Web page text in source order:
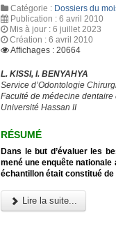
Catégorie : Dossiers du
Publication : 6 avril 2010
Mis à jour : 6 juillet 2023
Création : 6 avril 2010
Affichages : 20664
L. KISSI, I. BENYAHYA
Service d’Odontologie
Faculté de médecine
Université Hassan II
RÉSUMÉ
Dans le but d’évaluer les
mené une enquête
échantillon était constitué
Lire la suite...